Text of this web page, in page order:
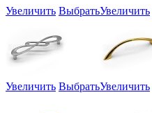
Увеличить ВыбратьУвеличить
Увеличить ВыбратьУвеличить